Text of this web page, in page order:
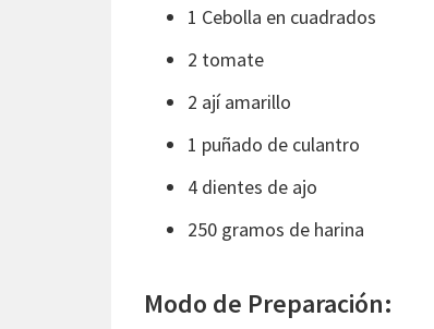
1 Cebolla en cuadrados
2 tomate
2 ají amarillo
1 puñado de culantro
4 dientes de ajo
250 gramos de harina
Modo de Preparación: